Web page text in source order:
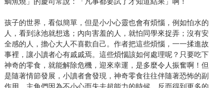
孩子的世界，看似簡單，但是小小心靈也會有煩惱，例如怕水的
人，看到泳池就想逃；內向害羞的人，就怕同學來捉弄；沒有安
全感的人，擔心大人不喜歡自己。作者把這些煩惱，一一揉進故
事裡，讓小讀者心有戚戚焉。這些煩惱該如何處理呢？只要吃下
神奇的零食，就能解除危機，迎來幸運，是多麼令人振奮啊！但
是隨著情節發展，小讀者會發現，神奇零食往往伴隨著恐怖的副
作用，主角們因為不小心而失去超能力的時候，反而得到更多的